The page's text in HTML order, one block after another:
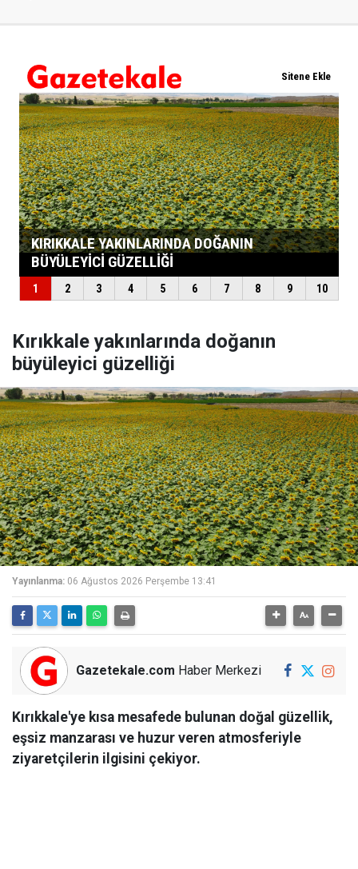
Kırıkkale yakınlarında doğanın
büyüleyici güzelliği
Yayınlanma: 06 Ağustos 2026 Perşembe 13:41
Gazetekale.com Haber Merkezi
Kırıkkale'ye kısa mesafede bulunan doğal güzellik,
eşsiz manzarası ve huzur veren atmosferiyle
ziyaretçilerin ilgisini çekiyor.